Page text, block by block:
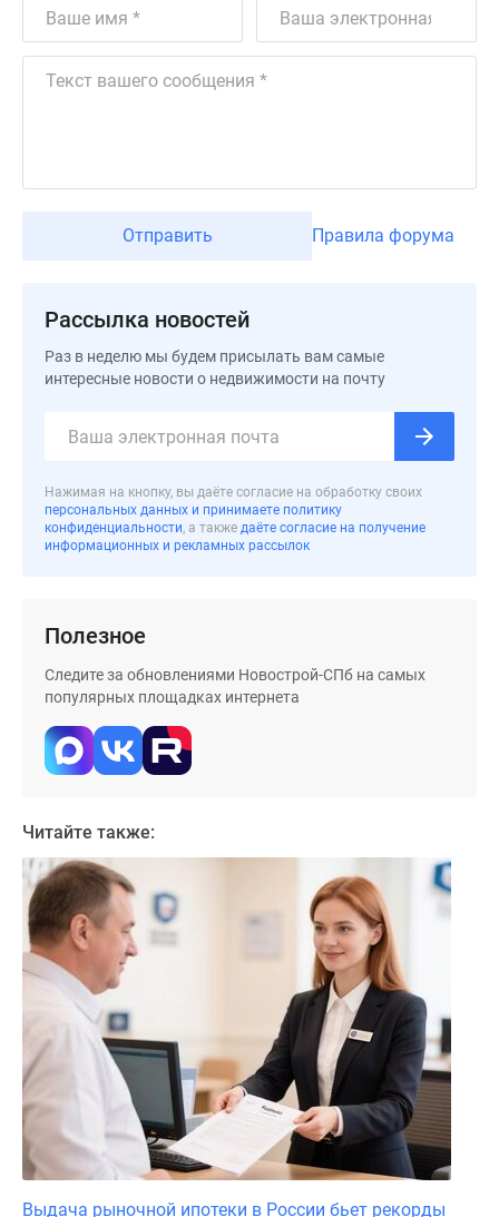
Коттеджные
поселки
Коттеджные
водоема
Коттеджные
поселки
Бизнес-
Коттеджи
Траншевая
ипотека
Скидки
Макс
Рассрочка
Отправить Правила форума
Рассылка новостей
Раз в неделю мы будем присылать вам самые
интересные новости о недвижимости на почту
Нажимая на кнопку, вы даёте согласие на обработку своих
персональных данных и принимаете политику
конфиденциальности, а также даёте согласие на получение
информационных и рекламных рассылок
Полезное
Следите за обновлениями Новострой-СПб на самых
популярных площадках интернета
Читайте также:
Выдача рыночной ипотеки в России бьет рекорды